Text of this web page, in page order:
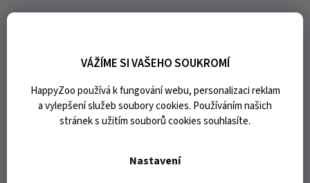
VÁŽÍME SI VAŠEHO SOUKROMÍ
HappyZoo používá k fungování webu, personalizaci reklam
a vylepšení služeb soubory cookies. Používáním našich
stránek s užitím souborů cookies souhlasíte.
Nastavení